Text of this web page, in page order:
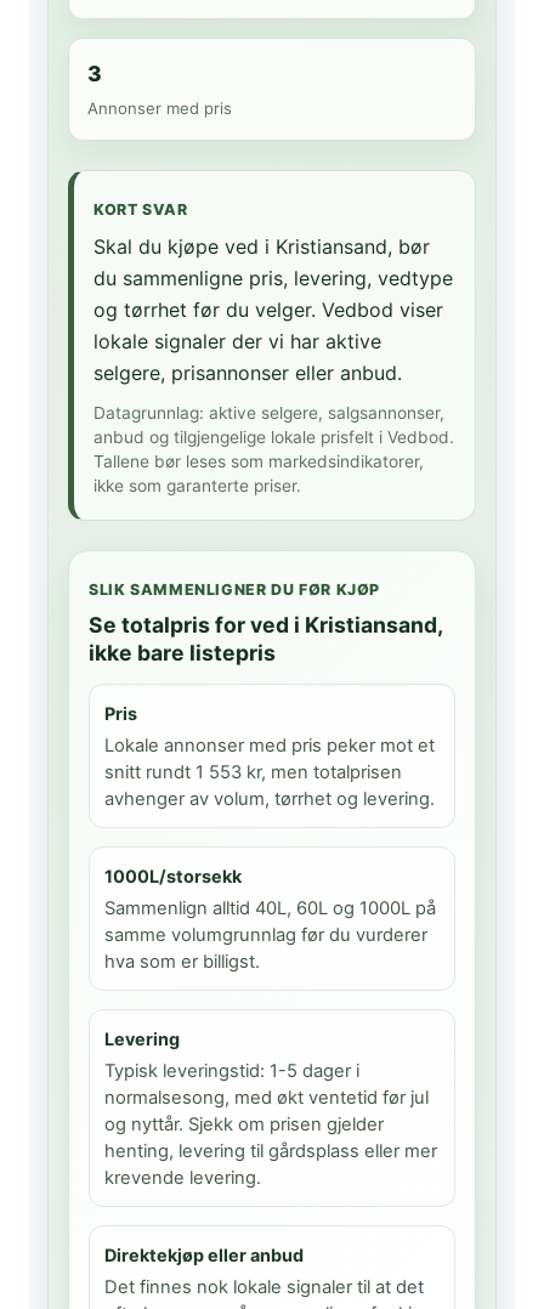
3
Annonser med pris
KORT SVAR
Skal du kjøpe ved i Kristiansand, bør
du sammenligne pris, levering, vedtype
og tørrhet før du velger. Vedbod viser
lokale signaler der vi har aktive
selgere, prisannonser eller anbud.
Datagrunnlag: aktive selgere, salgsannonser,
anbud og tilgjengelige lokale prisfelt i Vedbod.
Tallene bør leses som markedsindikatorer,
ikke som garanterte priser.
SLIK SAMMENLIGNER DU FØR KJØP
Se totalpris for ved i Kristiansand,
ikke bare listepris
Pris
Lokale annonser med pris peker mot et
snitt rundt 1 553 kr, men totalprisen
avhenger av volum, tørrhet og levering.
1000L/storsekk
Sammenlign alltid 40L, 60L og 1000L på
samme volumgrunnlag før du vurderer
hva som er billigst.
Levering
Typisk leveringstid: 1-5 dager i
normalsesong, med økt ventetid før jul
og nyttår. Sjekk om prisen gjelder
henting, levering til gårdsplass eller mer
krevende levering.
Direktekjøp eller anbud
Det finnes nok lokale signaler til at det